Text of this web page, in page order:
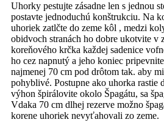
Uhorky pestujte zásadne len s jednou
postavte jednoduchú konštrukciu. Na
uhoriek zatlčte do zeme kôl , medzi
obidvoch stranách ho dobre ukotvite v
koreňového krčka každej sadenice
ho cez napnutý a jeho koniec
najmenej 70 cm pod drôtom tak. aby
pohyblivé. Postupne ako uhorka rastie
výhon špirálovite okolo Špagátu, sa
Vdaka 70 cm dlhej rezerve možno
korene uhoriek nevyťahovali zo zeme.